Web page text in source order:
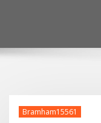
Bramham15561